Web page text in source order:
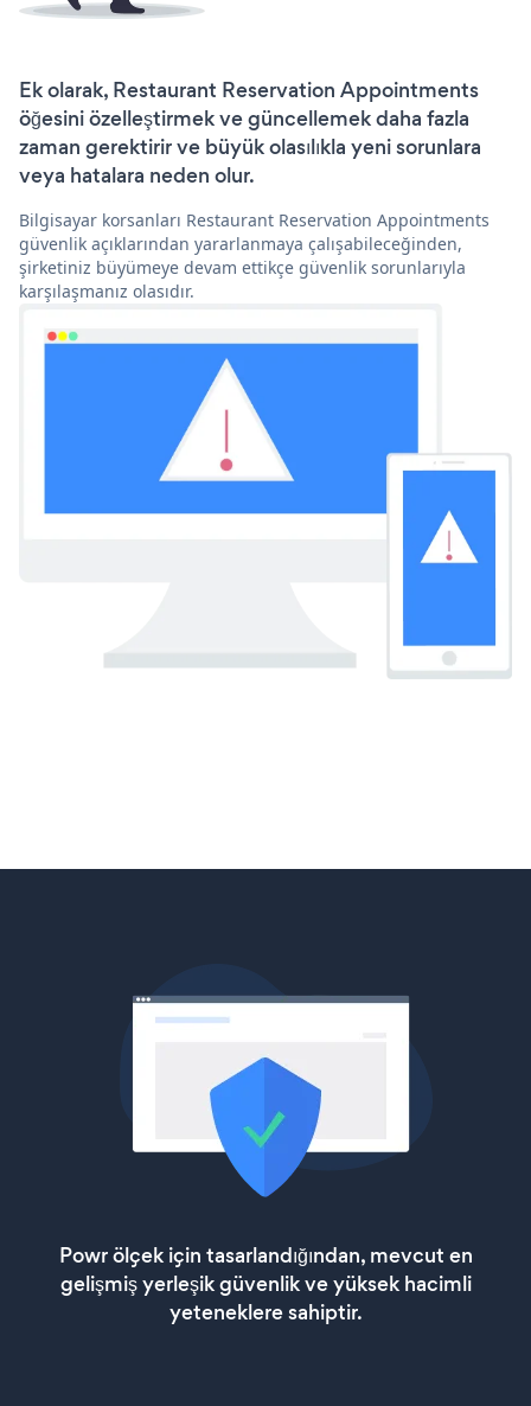
Ek olarak, Restaurant Reservation Appointments
öğesini özelleştirmek ve güncellemek daha fazla
zaman gerektirir ve büyük olasılıkla yeni sorunlara
veya hatalara neden olur.
Bilgisayar korsanları Restaurant Reservation Appointments
güvenlik açıklarından yararlanmaya çalışabileceğinden,
şirketiniz büyümeye devam ettikçe güvenlik sorunlarıyla
karşılaşmanız olasıdır.
Powr ölçek için tasarlandığından, mevcut en
gelişmiş yerleşik güvenlik ve yüksek hacimli
yeteneklere sahiptir.